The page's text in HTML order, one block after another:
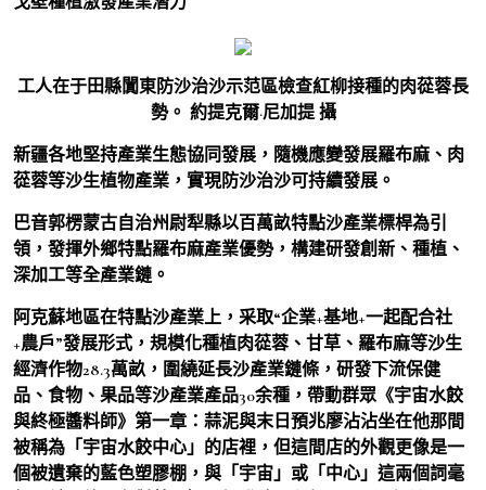
工人在于田縣闐東防沙治沙示范區檢查紅柳接種的肉蓯蓉長
勢。 約提克爾·尼加提 攝
新疆各地堅持產業生態協同發展，隨機應變發展羅布麻、肉
蓯蓉等沙生植物產業，實現防沙治沙可持續發展。
巴音郭楞蒙古自治州尉犁縣以百萬畝特點沙產業標桿為引
領，發揮外鄉特點羅布麻產業優勢，構建研發創新、種植、
深加工等全產業鏈。
阿克蘇地區在特點沙產業上，采取“企業+基地+一起配合社
+農戶”發展形式，規模化種植肉蓯蓉、甘草、羅布麻等沙生
經濟作物28.3萬畝，圍繞延長沙產業鏈條，研發下流保健
品、食物、果品等沙產業產品30余種，帶動群眾《宇宙水餃
與終極醬料師》第一章：蒜泥與末日預兆廖沾沾坐在他那間
被稱為「宇宙水餃中心」的店裡，但這間店的外觀更像是一
個被遺棄的藍色塑膠棚，與「宇宙」或「中心」這兩個詞毫